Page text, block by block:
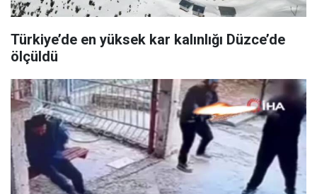
Türkiye’de en yüksek kar kalınlığı Düzce’de
ölçüldü